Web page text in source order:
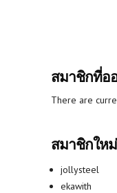
สมาชิกที่อ
There are
สมาชิกใหม่
jollysteel
ekawith